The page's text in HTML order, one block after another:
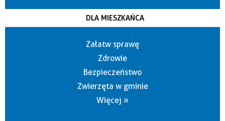
DLA MIESZKAŃCA
Załatw sprawę
Zdrowie
Bezpieczeństwo
Zwierzęta w gminie
Więcej »